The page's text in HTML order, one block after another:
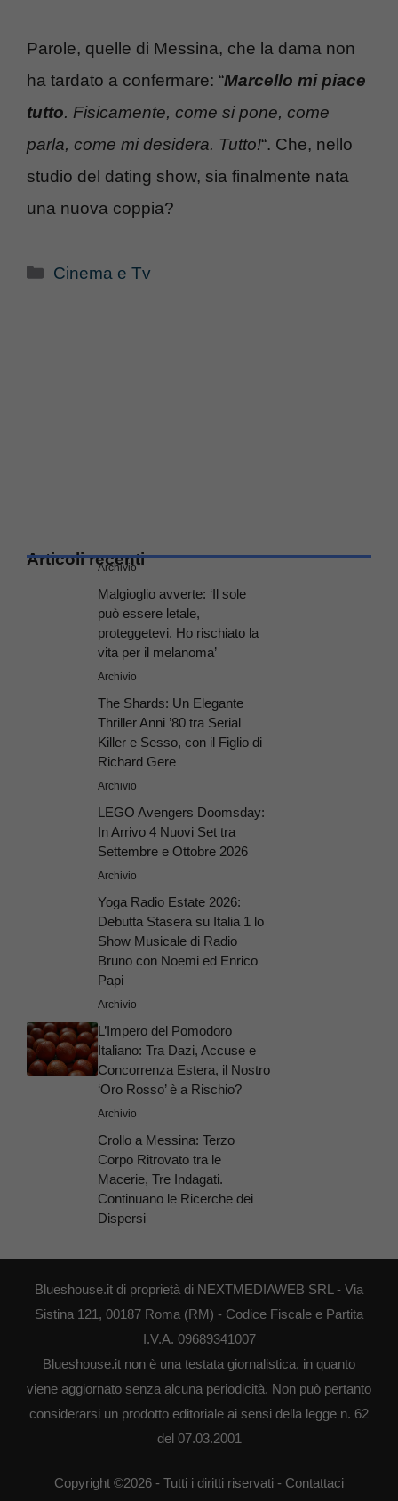
Parole, quelle di Messina, che la dama non
ha tardato a confermare: “Marcello mi piace
tutto. Fisicamente, come si pone, come
parla, come mi desidera. Tutto!“. Che, nello
studio del dating show, sia finalmente nata
una nuova coppia?
Categorie
Cinema e Tv
Articoli recenti
Archivio
Malgioglio avverte: ‘Il sole
può essere letale,
proteggetevi. Ho rischiato la
vita per il melanoma’
Archivio
The Shards: Un Elegante
Thriller Anni ’80 tra Serial
Killer e Sesso, con il Figlio di
Richard Gere
Archivio
LEGO Avengers Doomsday:
In Arrivo 4 Nuovi Set tra
Settembre e Ottobre 2026
Archivio
Yoga Radio Estate 2026:
Debutta Stasera su Italia 1 lo
Show Musicale di Radio
Bruno con Noemi ed Enrico
Papi
Archivio
L’Impero del Pomodoro
Italiano: Tra Dazi, Accuse e
Concorrenza Estera, il Nostro
‘Oro Rosso’ è a Rischio?
Archivio
Crollo a Messina: Terzo
Corpo Ritrovato tra le
Macerie, Tre Indagati.
Continuano le Ricerche dei
Dispersi
Blueshouse.it di proprietà di NEXTMEDIAWEB SRL - Via
Sistina 121, 00187 Roma (RM) - Codice Fiscale e Partita
I.V.A. 09689341007
Blueshouse.it non è una testata giornalistica, in quanto
viene aggiornato senza alcuna periodicità. Non può pertanto
considerarsi un prodotto editoriale ai sensi della legge n. 62
del 07.03.2001
Copyright ©2026 - Tutti i diritti riservati - Contattaci